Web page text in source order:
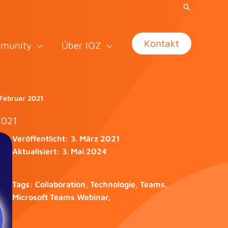
Über IOZ Kontakt
2021
Veröffentlicht: 3. März 2021
Aktualisiert: 3. Mai 2024
Tags: Collaboration, Technologie, Teams,
Microsoft Teams Webinar,